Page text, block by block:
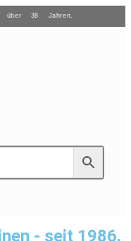
über 38 Jahren.
- seit 1986.